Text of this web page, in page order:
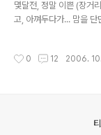
몇달전, 정말 이쁜 (장거
고, 아껴두다가... 맘을 단
종이를 먼저 자르고... 5.
약간의 자리는 남겨 두
0 12 2006.